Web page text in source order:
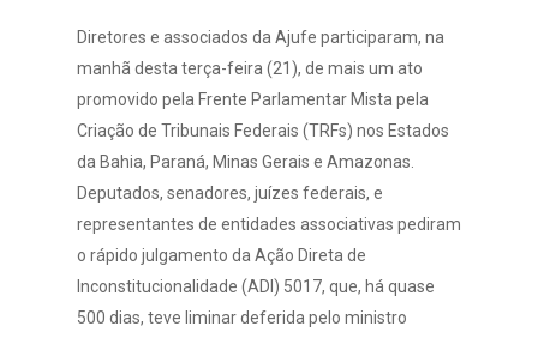
Diretores e associados da Ajufe participaram, na
manhã desta terça-feira (21), de mais um ato
promovido pela Frente Parlamentar Mista pela
Criação de Tribunais Federais (TRFs) nos Estados
da Bahia, Paraná, Minas Gerais e Amazonas.
Deputados, senadores, juízes federais, e
representantes de entidades associativas pediram
o rápido julgamento da Ação Direta de
Inconstitucionalidade (ADI) 5017, que, há quase
500 dias, teve liminar deferida pelo ministro